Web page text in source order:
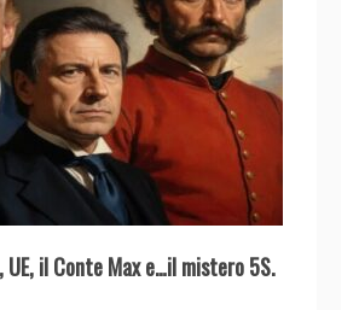
UE, il Conte Max e…il mistero 5S.